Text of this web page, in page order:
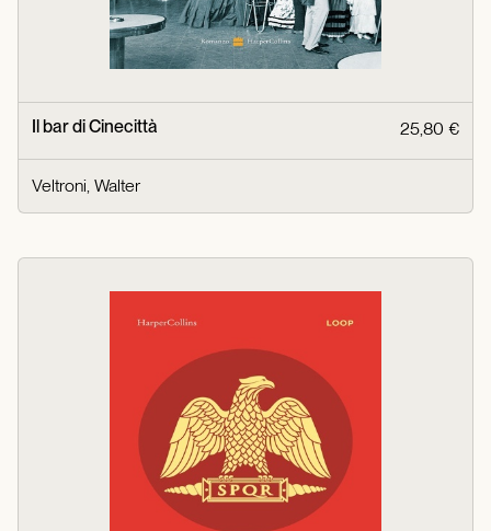
Il bar di Cinecittà 25,80 €
Veltroni, Walter